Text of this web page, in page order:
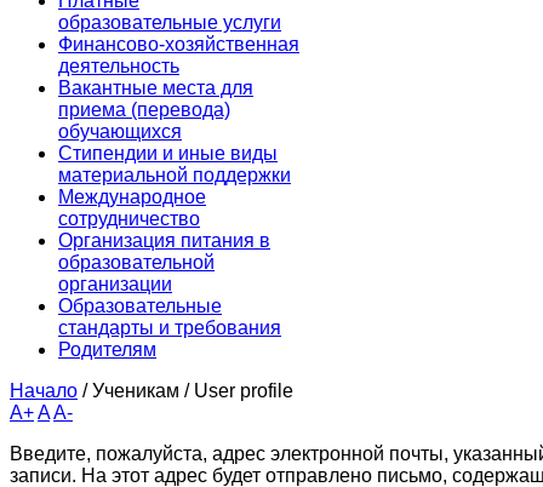
образовательные услуги
Финансово-хозяйственная
деятельность
Вакантные места для
приема (перевода)
обучающихся
Стипендии и иные виды
материальной поддержки
Международное
сотрудничество
Организация питания в
образовательной
организации
Образовательные
стандарты и требования
Родителям
Начало /Ученикам / User profile
A+AA-
Введите, пожалуйста, адрес электронной почты,
записи. На этот адрес будет отправлено письмо,